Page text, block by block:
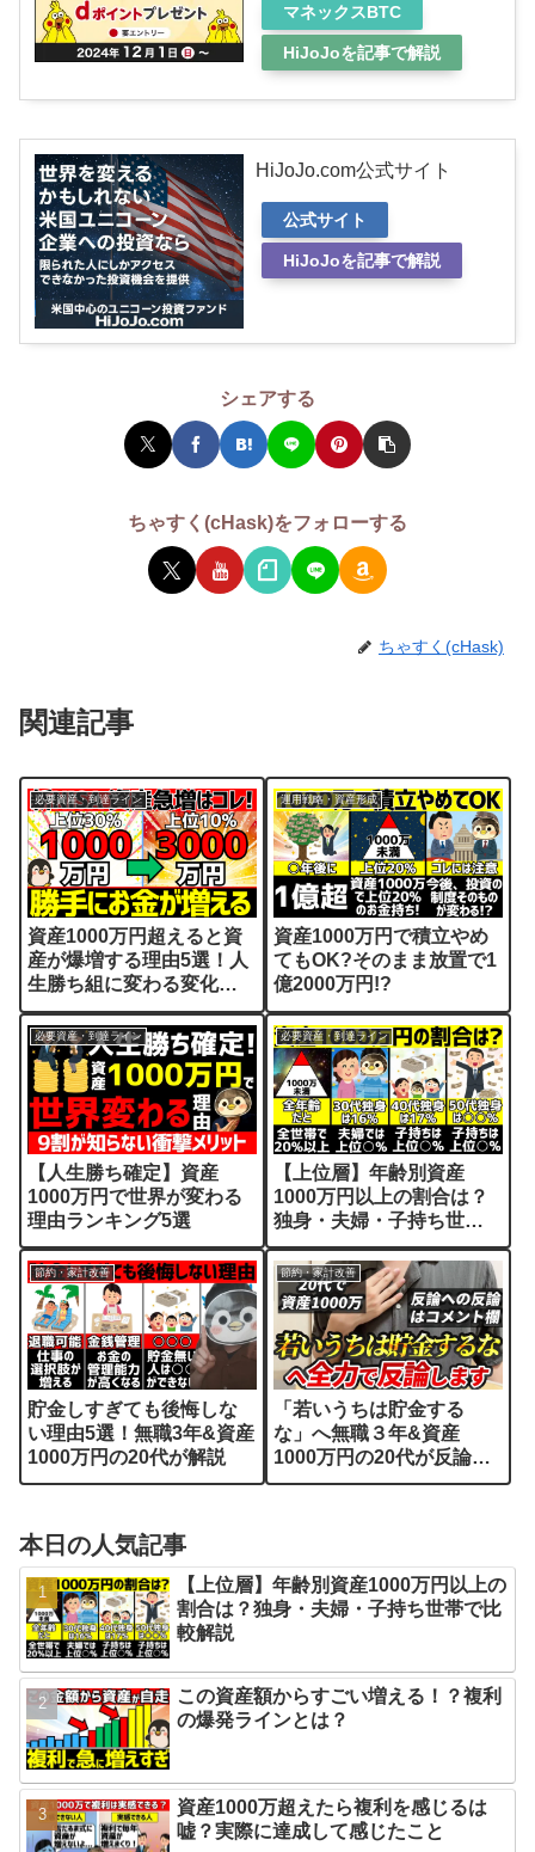
マネックスBTC
HiJoJoを記事で解説
HiJoJo.com公式サイト
公式サイト
HiJoJoを記事で解説
シェアする
ちゃすく(cHask)をフォローする
ちゃすく(cHask)
関連記事
必要資産・到達ライン
資産1000万円超えると資
産が爆増する理由5選！人
生勝ち組に変わる変化
【資産運用/初心者】
運用戦略・資産形成
資産1000万円で積立やめ
てもOK?そのまま放置で1
億2000万円!?
必要資産・到達ライン
【人生勝ち確定】資産
1000万円で世界が変わる
理由ランキング5選
必要資産・到達ライン
【上位層】年齢別資産
1000万円以上の割合は？
独身・夫婦・子持ち世帯
で比較解説
節約・家計改善
貯金しすぎても後悔しな
い理由5選！無職3年&資産
1000万円の20代が解説
節約・家計改善
「若いうちは貯金する
な」へ無職３年&資産
1000万円の20代が反論し
ます
本日の人気記事
【上位層】年齢別資産1000万円以上の
割合は？独身・夫婦・子持ち世帯で比
較解説
この資産額からすごい増える！？複利
の爆発ラインとは？
資産1000万超えたら複利を感じるは
嘘？実際に達成して感じたこと